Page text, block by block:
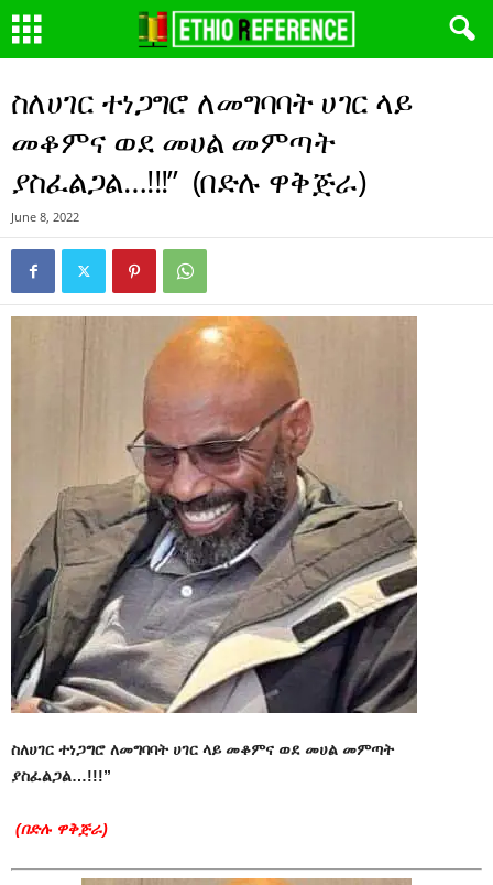
ስለሀገር ተነጋግሮ ለመግባባት ሀገር ላይ
መቆምና ወደ መሀል መምጣት
ያስፈልጋል…!!!” (በድሉ ዋቅጅራ)
June 8, 2022
ስለሀገር ተነጋግሮ ለመግባባት ሀገር ላይ መቆምና ወደ መሀል መምጣት
ያስፈልጋል…!!!”
(በድሉ ዋቅጅራ)